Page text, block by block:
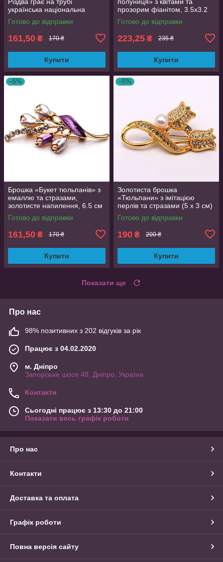
українська національна
різнокольорова
Готово до відправки
161,50 ₴ 170 ₴
Купити
прозорим фіанітом, 3.5х3.2
см
Готово до відправки
223,25 ₴ 235 ₴
Купити
–5%
Брошка «Букет тюльпанів» з
емаллю та стразами,
золотисте напилення, 6.5 см
Готово до відправки
161,50 ₴ 170 ₴
Купити
–5%
Золотиста брошка
«Тюльпани» з імітацією
перлів та стразами (5 х 3 см)
Готово до відправки
190 ₴ 200 ₴
Купити
Показати ще
Про нас
98% позитивних з 202 відгуків за рік
Працює з 04.02.2020
м. Дніпро
Запорізьке шосе 48, Дніпро, Україна
Контакти
Сьогодні працює з 13:30 до 21:00
Показати весь графік роботи
Про нас
Контакти
Доставка та оплата
Графік роботи
Повна версія сайту